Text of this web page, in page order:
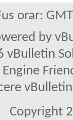
orar:
by
Engine
Copyright